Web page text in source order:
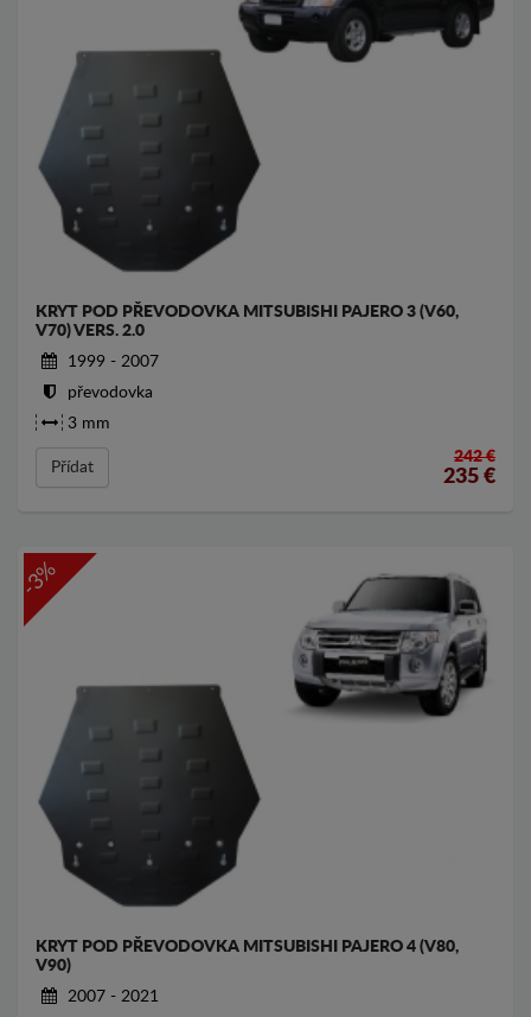
KRYT POD PŘEVODOVKA MITSUBISHI PAJERO 3 (V60,
V70) VERS. 2.0
1999 - 2007
převodovka
3 mm
Přídat
242 €
235 €
-3%
KRYT POD PŘEVODOVKA MITSUBISHI PAJERO 4 (V80,
V90)
2007 - 2021